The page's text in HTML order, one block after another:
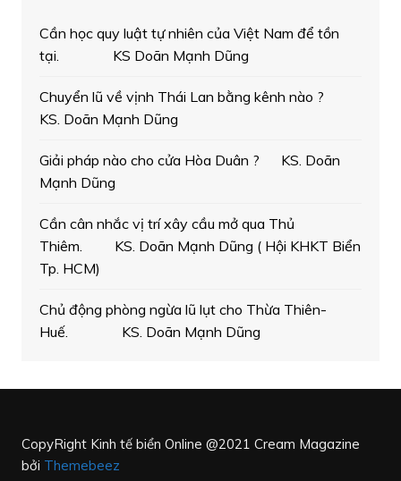
Cần học quy luật tự nhiên của Việt Nam để tồn
tại. KS Doãn Mạnh Dũng
Chuyển lũ về vịnh Thái Lan bằng kênh nào ?
KS. Doãn Mạnh Dũng
Giải pháp nào cho cửa Hòa Duân ? KS. Doãn
Mạnh Dũng
Cần cân nhắc vị trí xây cầu mở qua Thủ
Thiêm. KS. Doãn Mạnh Dũng ( Hội KHKT Biển
Tp. HCM)
Chủ động phòng ngừa lũ lụt cho Thừa Thiên-
Huế. KS. Doãn Mạnh Dũng
CopyRight Kinh tế biển Online @2021 Cream Magazine
bởi Themebeez